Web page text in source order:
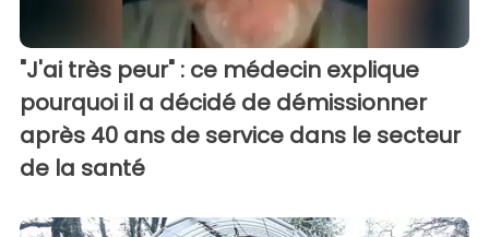
"J'ai très peur" : ce médecin explique
pourquoi il a décidé de démissionner
après 40 ans de service dans le secteur
de la santé